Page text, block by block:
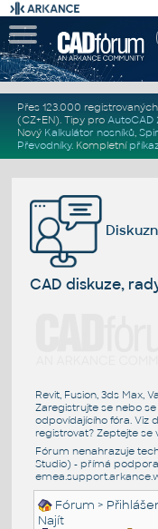
Přes 123.000
(CZ+EN). Tipy pro AutoCAD
Nový Kalkulátor nosníků,
Převodníky. Kompletní
CAD diskuze,
Revit, Fusion, 3ds Max,
Zaregistrujte se nebo
odpovídajícího fóra. Viz
registrovat? Zeptejte se
Fórum nenahrazuje
Studio) - přímá
Fórum >
Najít